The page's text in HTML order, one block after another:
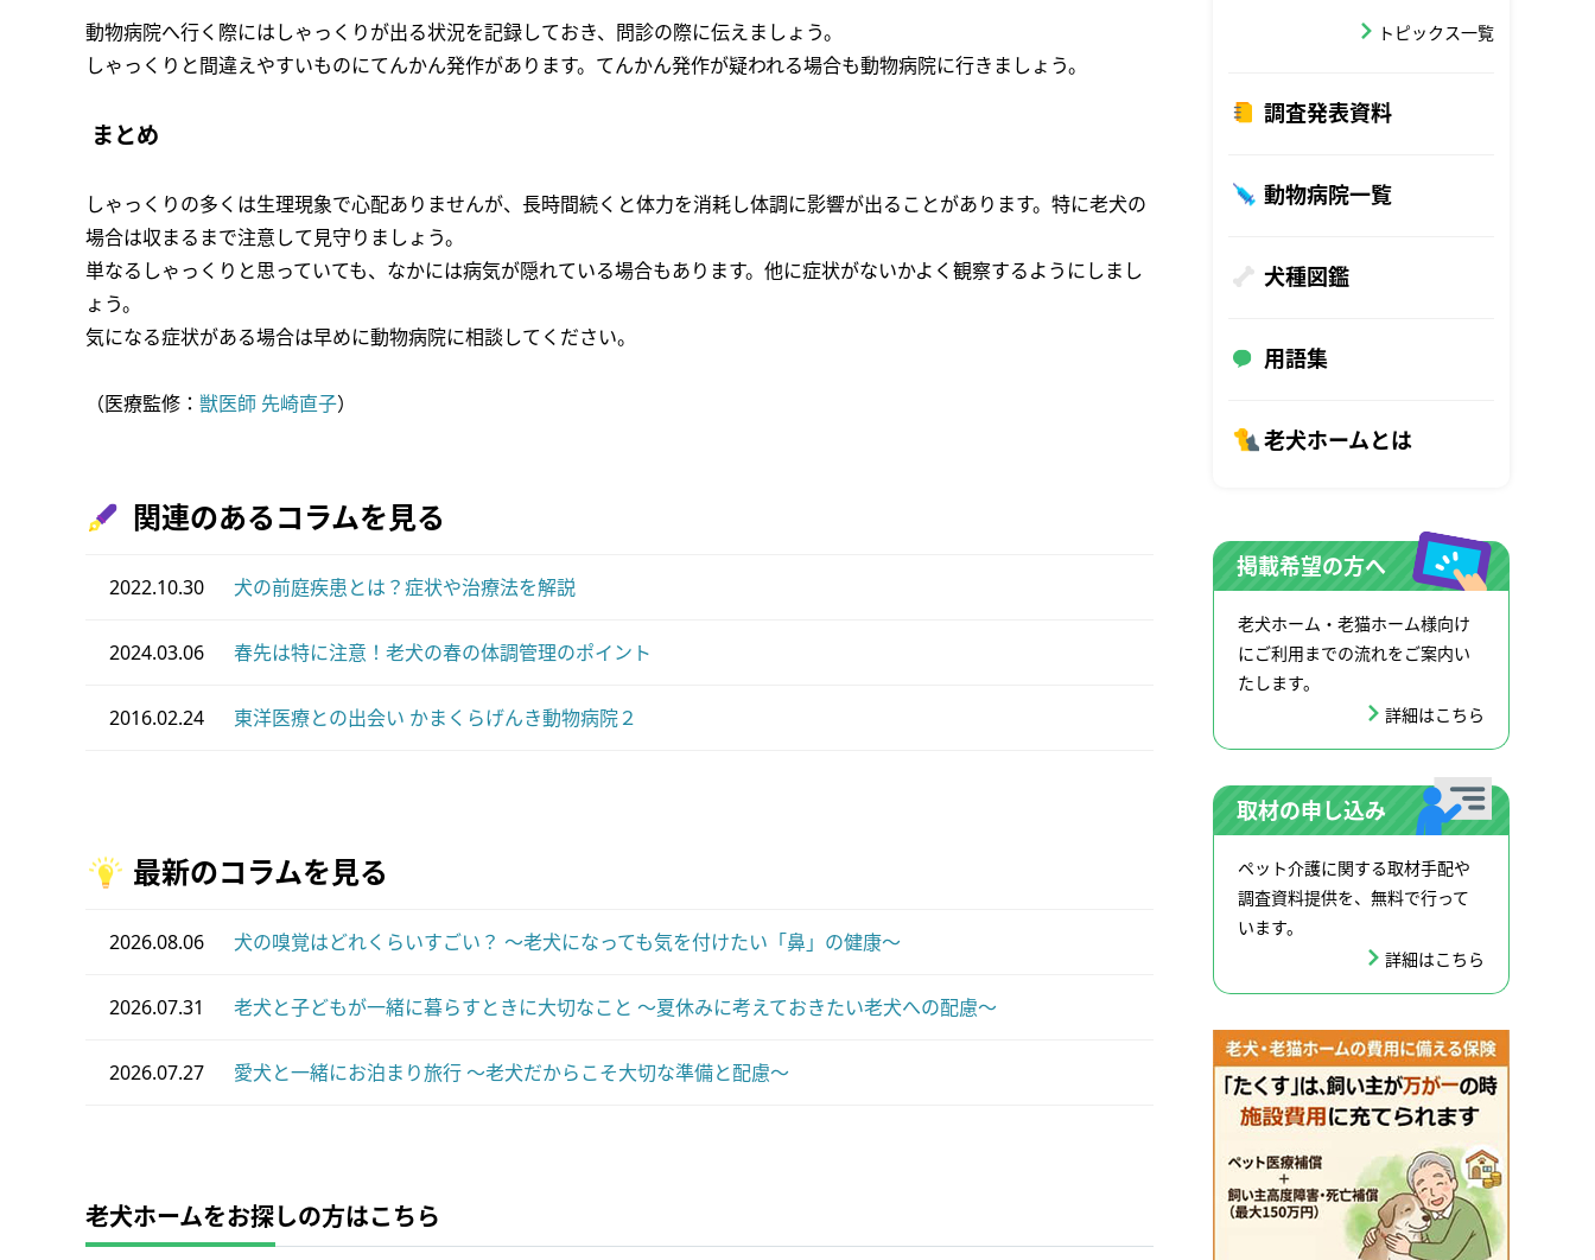
動物病院へ行く際にはしゃっくりが出る状況を記録しておき、問診の際に伝えましょう。
しゃっくりと間違えやすいものにてんかん発作があります。てんかん発作が疑われる場合も動物病院に行きましょう。
まとめ
しゃっくりの多くは生理現象で心配ありませんが、長時間続くと体力を消耗し体調に影響が出ることがあります。特に老犬の
場合は収まるまで注意して見守りましょう。
単なるしゃっくりと思っていても、なかには病気が隠れている場合もあります。他に症状がないかよく観察するようにしまし
ょう。
気になる症状がある場合は早めに動物病院に相談してください。
（医療監修： 獣医師 先崎直子）
関連のあるコラムを見る
2022.10.30 犬の前庭疾患とは？症状や治療法を解説
2024.03.06 春先は特に注意！老犬の春の体調管理のポイント
2016.02.24 東洋医療との出会い かまくらげんき動物病院２
最新のコラムを見る
2026.08.06 犬の嗅覚はどれくらいすごい？ ～老犬になっても気を付けたい「鼻」の健康～
2026.07.31 老犬と子どもが一緒に暮らすときに大切なこと ～夏休みに考えておきたい老犬への配慮～
2026.07.27 愛犬と一緒にお泊まり旅行 ～老犬だからこそ大切な準備と配慮～
老犬ホームをお探しの方はこちら
トピックス一覧
調査発表資料
動物病院一覧
犬種図鑑
用語集
老犬ホームとは
掲載希望の方へ
老犬ホーム・老猫ホーム様向け
にご利用までの流れをご案内い
たします。
詳細はこちら
取材の申し込み
ペット介護に関する取材手配や
調査資料提供を、無料で行って
います。
詳細はこちら